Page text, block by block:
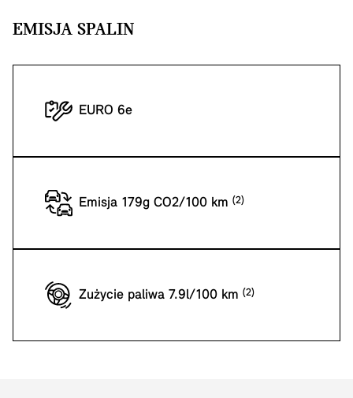
EMISJA SPALIN
EURO 6e
Emisja 179g CO2/100 km
Zużycie paliwa 7.9l/100 km